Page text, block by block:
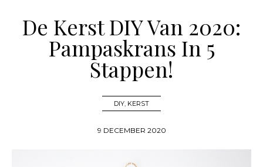
De Kerst DIY Van 2020:
Pampaskrans In 5
Stappen!
DIY, KERST
9 DECEMBER 2020